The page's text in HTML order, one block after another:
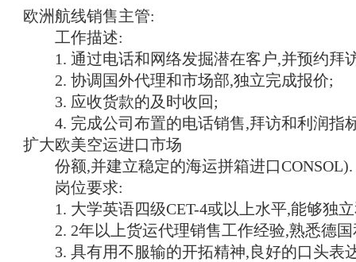
欧洲航线销售主管:
工作描述:
1. 通过电话和网络发掘潜在客户,并预约拜
2. 协调国外代理和市场部,独立完成报价;
3. 应收货款的及时收回;
4. 完成公司布置的电话销售,拜访和利润指
扩大欧美空运进口市场
份额,并建立稳定的海运拼箱进口CONSOL).
岗位要求:
1. 大学英语四级CET-4或以上水平,能够独立
2. 2年以上货运代理销售工作经验,熟悉德国
3. 具有用不服输的开拓精神,良好的口头表